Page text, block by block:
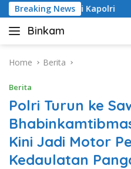
Skip
to
content
Breaking News
A dari Kapolri
Binkam
Home Berita
Berita
Polri Turun ke
Kini Jadi Motor
Kedaulatan